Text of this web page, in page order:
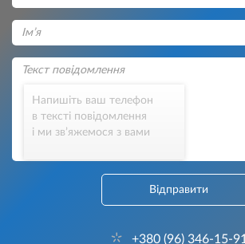
Напишіть ваш телефон
в тексті повідомлення
і ми зв’яжемося з вами
Відправити
+380 (96) 346-15-91